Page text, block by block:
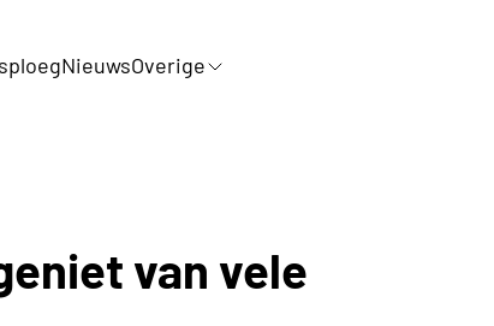
NieuwsOverige
van vele